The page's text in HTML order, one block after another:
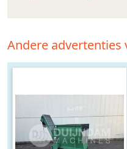
Andere advertenties